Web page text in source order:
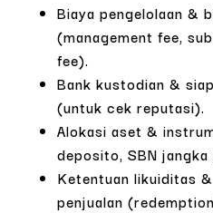
Biaya pengelolaan &
(management fee,
fee).
Bank kustodian &
(untuk cek reputasi).
Alokasi aset &
deposito, SBN jangka
Ketentuan likuiditas
penjualan